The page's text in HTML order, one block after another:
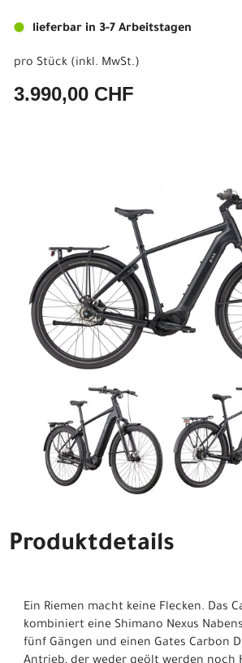
lieferbar in 3-7 Arbeitstagen
pro Stück (inkl. MwSt.)
3.990,00 CHF
Produktdetails
Ein Riemen macht keine Flecken. Das
kombiniert eine Shimano Nexus
fünf Gängen und einen Gates Carbon